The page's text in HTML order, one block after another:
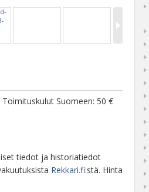
Toimituskulut Suomeen: 50 €
tiedot ja historiatiedot
Rekkari.fi:stä. Hinta